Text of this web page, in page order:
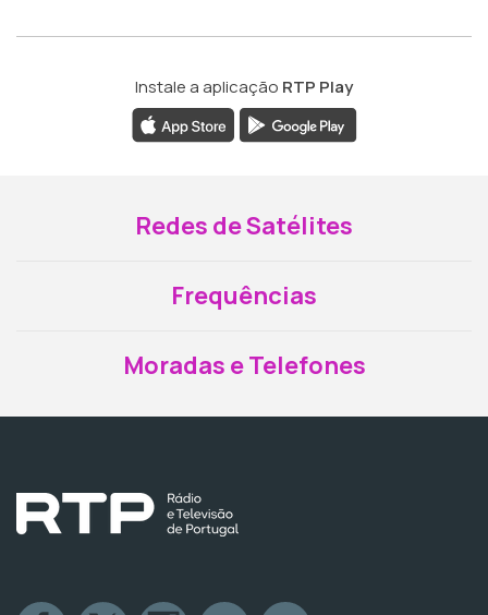
Instale a aplicação RTP Play
Redes de Satélites
Frequências
Moradas e Telefones